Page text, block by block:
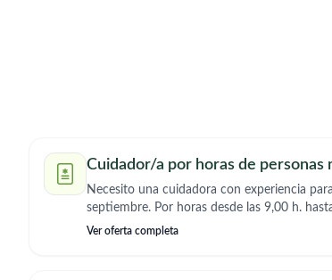
Cuidador/a por horas de personas
Necesito una cuidadora con experiencia
septiembre. Por horas desde las 9,00 h.
compra, la comida, llevar la medicación,
Ver oferta completa